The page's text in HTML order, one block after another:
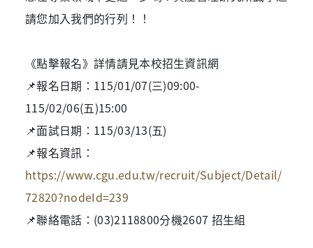
請您加入我們的行列！！
《點擊報名》詳情請見本校招生資訊網
📌報名日期：115/01/07(三)09:00-
115/02/06(五)15:00
📌面試日期：115/03/13(五)
📌報名資訊：
https://www.cgu.edu.tw/recruit/Subject/Detail/
72820?nodeId=239
📌聯絡電話：(03)2118800分機2607 招生組